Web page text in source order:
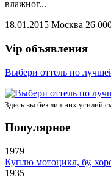
влажног...
18.01.2015 Москва 26
Vip объявления
Выбери оттель по
Здесь вы без лишних усилий
Популярное
1979
Куплю мотоцикл, бу,
1935